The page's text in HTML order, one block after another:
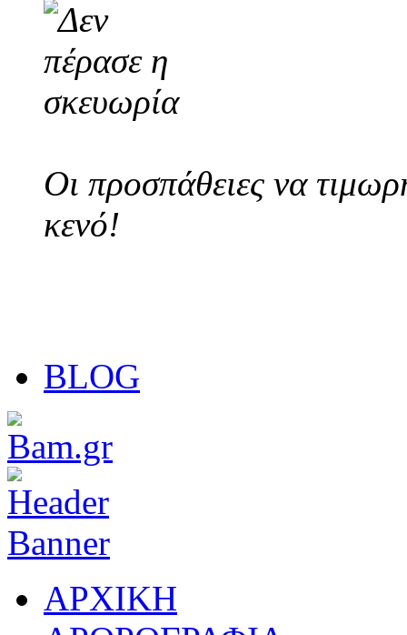
Οι προσπάθειες να
κενό!
BLOG
ΑΡΧΙΚΗ